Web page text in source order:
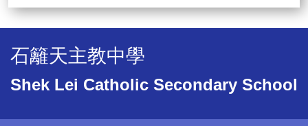
石籬天主教中學
Shek Lei Catholic Secondary School